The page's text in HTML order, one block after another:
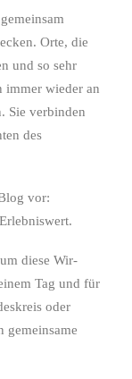
Orte, die
und so sehr
immer wieder an
Sie verbinden
des
vor:
diese Wir-
Tag und für
oder
gemeinsame